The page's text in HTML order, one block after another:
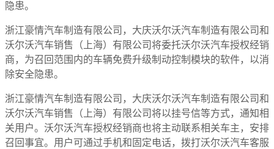
隐患。
浙江豪情汽车制造有限公司，大庆沃尔沃汽车制造有限公司和
沃尔沃汽车销售（上海）有限公司将委托沃尔沃汽车授权经销
商，为召回范围内的车辆免费升级制动控制模块的软件，以消
除安全隐患。
浙江豪情汽车制造有限公司，大庆沃尔沃汽车制造有限公司和
沃尔沃汽车销售（上海）有限公司将以挂号信等方式，通知相
关用户。沃尔沃汽车授权经销商也将主动联系相关车主，安排
召回事宜。用户可通过手机和固定电话，拨打沃尔沃汽车客服